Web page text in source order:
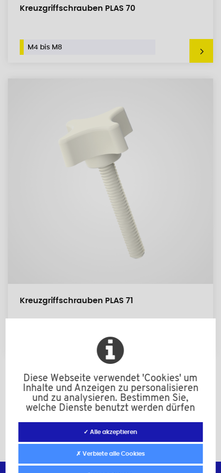
Kreuzgriffschrauben PLAS 70
M4 bis M8
Kreuzgriffschrauben PLAS 71
Diese Webseite verwendet 'Cookies' um
Inhalte und Anzeigen zu personalisieren
und zu analysieren. Bestimmen Sie,
welche Dienste benutzt werden dürfen
✓ Alle akzeptieren
✗ Verbiete alle Cookies